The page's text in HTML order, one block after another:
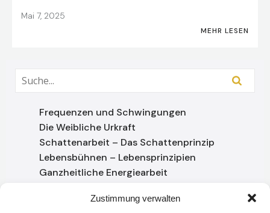
Zustimmung verwalten
Mai 7, 2025
MEHR LESEN
Frequenzen und Schwingungen
Die Weibliche Urkraft
Schattenarbeit – Das Schattenprinzip
Lebensbühnen – Lebensprinzipien
Ganzheitliche Energiearbeit